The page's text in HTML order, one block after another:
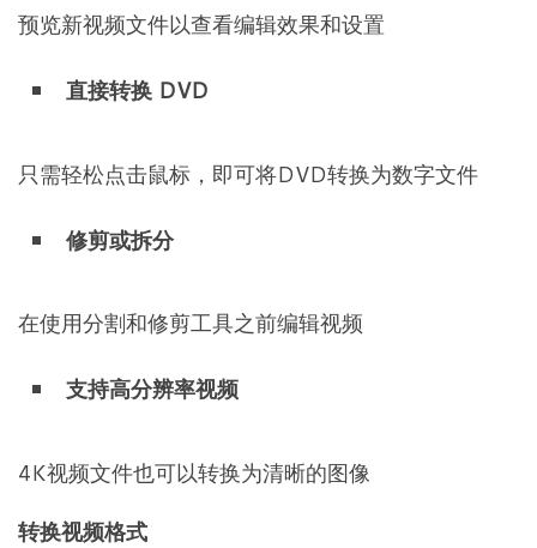
预览新视频文件以查看编辑效果和设置
直接转换 DVD
只需轻松点击鼠标，即可将DVD转换为数字文件
修剪或拆分
在使用分割和修剪工具之前编辑视频
支持高分辨率视频
4K视频文件也可以转换为清晰的图像
转换视频格式